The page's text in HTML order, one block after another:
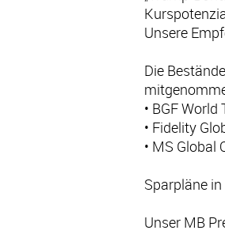
Unsere
Die
• BGF
• Fidelity
• MS Global
Sparpläne
Unser MB